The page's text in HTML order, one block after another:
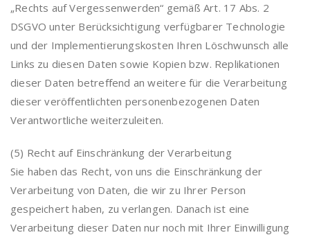
„Rechts auf Vergessenwerden“ gemäß Art. 17 Abs. 2
DSGVO unter Berücksichtigung verfügbarer Technologie
und der Implementierungskosten Ihren Löschwunsch alle
Links zu diesen Daten sowie Kopien bzw. Replikationen
dieser Daten betreffend an weitere für die Verarbeitung
dieser veröffentlichten personenbezogenen Daten
Verantwortliche weiterzuleiten.
(5) Recht auf Einschränkung der Verarbeitung
Sie haben das Recht, von uns die Einschränkung der
Verarbeitung von Daten, die wir zu Ihrer Person
gespeichert haben, zu verlangen. Danach ist eine
Verarbeitung dieser Daten nur noch mit Ihrer Einwilligung